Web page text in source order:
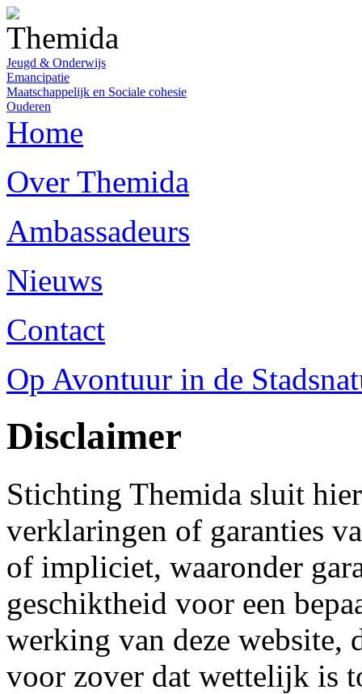
Jeugd & Onderwijs
Emancipatie
Maatschappelijk en Sociale cohesie
Ouderen
Home
Over Themida
Ambassadeurs
Nieuws
Contact
Op Avontuur in de
Disclaimer
Stichting Themida sluit
verklaringen of garanties
of impliciet, waaronder
geschiktheid voor een
werking van deze
voor zover dat wettelijk is